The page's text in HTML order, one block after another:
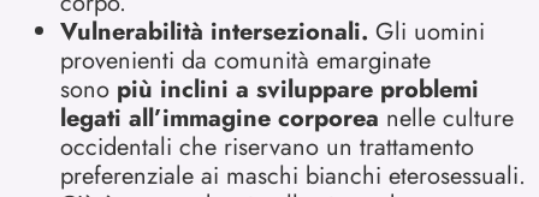
Vulnerabilità intersezionali. Gli uomini
provenienti da comunità emarginate
sono più inclini a sviluppare problemi
legati all’immagine corporea nelle culture
occidentali che riservano un trattamento
preferenziale ai maschi bianchi eterosessuali.